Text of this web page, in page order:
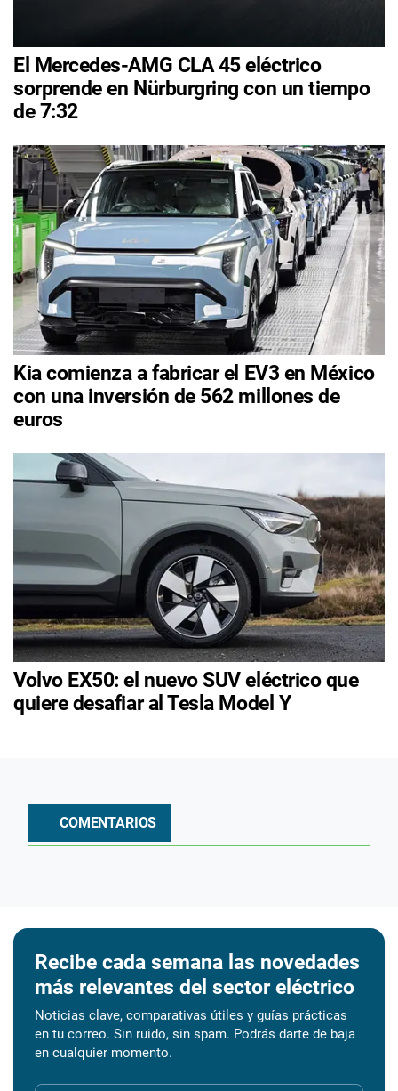
El Mercedes-AMG CLA 45 eléctrico
sorprende en Nürburgring con un tiempo
de 7:32
Kia comienza a fabricar el EV3 en México
con una inversión de 562 millones de
euros
Volvo EX50: el nuevo SUV eléctrico que
quiere desafiar al Tesla Model Y
COMENTARIOS
Recibe cada semana las novedades
más relevantes del sector eléctrico
Noticias clave, comparativas útiles y guías prácticas
en tu correo. Sin ruido, sin spam. Podrás darte de baja
en cualquier momento.